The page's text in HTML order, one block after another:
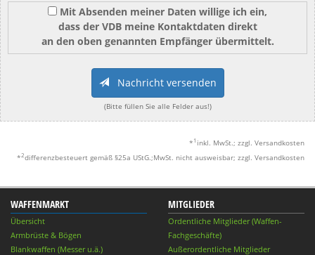
Mit Absenden meiner Daten willige ich ein,
dass der VDB meine Kontaktdaten direkt
an den oben genannten Empfänger übermittelt.
Nachricht versenden
(Bitte füllen Sie alle Felder aus!)
* 1 inkl. MwSt.; zzgl. Versandkosten
*2differenzbesteuert gemäß §25a UStG.;MwSt. nicht ausweisbar; zzgl. Versandkosten
WAFFENMARKT
Übersicht
Armbrüste & Bögen
Blankwaffen (Messer u.ä.)
MITGLIEDER
Ordentliche Mitglieder (Waffen-
Fachgeschäfte)
Außerordentliche Mitglieder